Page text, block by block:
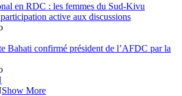
en RDC : les femmes du Sud-Kivu
active aux discussions
Bahati confirmé président de l’AFDC par la
Show More